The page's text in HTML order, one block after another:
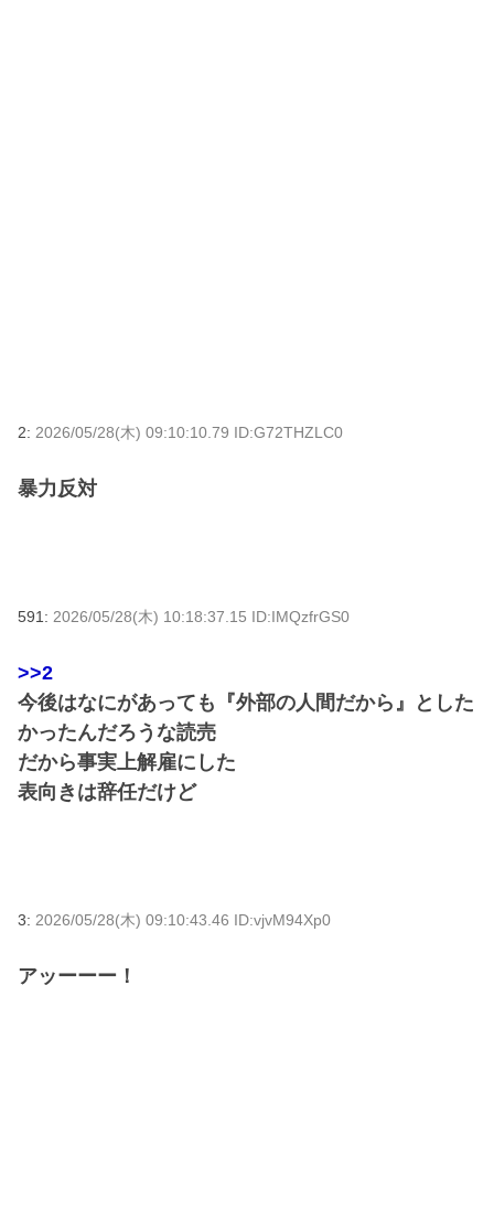
2: 2026/05/28(木) 09:10:10.79 ID:G72THZLC0
暴力反対
591: 2026/05/28(木) 10:18:37.15 ID:IMQzfrGS0
>>2
今後はなにがあっても『外部の人間だから』とした
かったんだろうな読売
だから事実上解雇にした
表向きは辞任だけど
3: 2026/05/28(木) 09:10:43.46 ID:vjvM94Xp0
アッーーー！